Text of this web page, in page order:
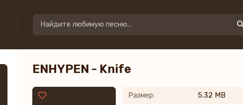
ENHYPEN - Knife
Размер: 5.32 MB